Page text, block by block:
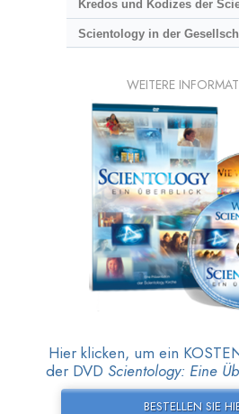
Kredos und Kodizes der
Scientology in der
WEITERE
Hier klicken, um ein
der DVD Scientology: Eine
BESTELLEN SIE